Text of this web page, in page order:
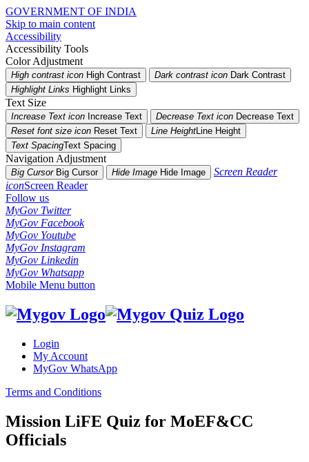
GOVERNMENT OF INDIA
Skip to main content
Accessibility
Accessibility Tools
Color Adjustment
High contrast icon High Contrast Dark contrast icon Dark Contrast
Highlight Links Highlight Links
Text Size
Increase Text icon Increase Text Decrease Text icon Decrease Text
Reset font size icon Reset Text Line HeightLine Height
Text SpacingText Spacing
Navigation Adjustment
Big CursorBig Cursor Hide Image Hide Image
Screen Reader
iconScreen Reader
Follow us
MyGov Twitter
MyGov Facebook
MyGov Youtube
MyGov Instagram
MyGov Linkedin
MyGov Whatsapp
Mobile Menu button
Login
My Account
MyGov WhatsApp
Terms and Conditions
Mission LiFE Quiz for MoEF&CC
Officials